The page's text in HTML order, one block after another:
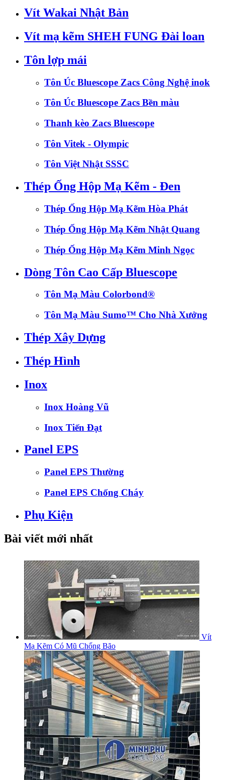
Vít Wakai Nhật Bản
Vít mạ kẽm SHEH FUNG Đài loan
Tôn lợp mái
Tôn Úc Bluescope Zacs Công Nghệ inok
Tôn Úc Bluescope Zacs Bền màu
Thanh kèo Zacs Bluescope
Tôn Vitek - Olympic
Tôn Việt Nhật SSSC
Thép Ống Hộp Mạ Kẽm - Đen
Thép Ống Hộp Mạ Kẽm Hòa Phát
Thép Ống Hộp Mạ Kẽm Nhật Quang
Thép Ống Hộp Mạ Kẽm Minh Ngọc
Dòng Tôn Cao Cấp Bluescope
Tôn Mạ Màu Colorbond®
Tôn Mạ Màu Sumo™ Cho Nhà Xưởng
Thép Xây Dựng
Thép Hình
Inox
Inox Hoàng Vũ
Inox Tiến Đạt
Panel EPS
Panel EPS Thường
Panel EPS Chống Cháy
Phụ Kiện
Bài viết mới nhất
Vít
Mạ Kẽm Có Mũ Chống Bão